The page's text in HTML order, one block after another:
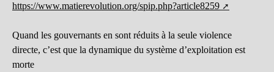
https://www.matierevolution.org/spip.php?article8259
Quand les gouvernants en sont réduits à la seule violence
directe, c’est que la dynamique du système d’exploitation est
morte